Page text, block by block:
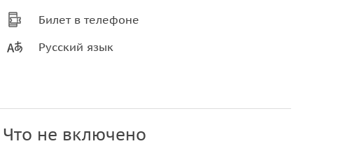
Билет в телефоне
Русский язык
Что не включено